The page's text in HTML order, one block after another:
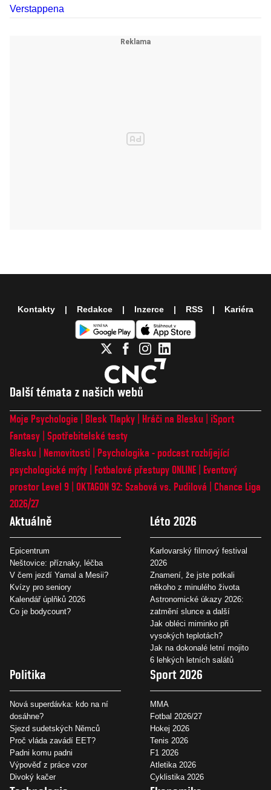
Další témata z našich webů
Moje Psychologie Blesk Tlapky Hráči na Blesku
iSport
Fantasy Spotřebitelské testy
Blesku
Nemovitosti
Psychologika - podcast rozbíjející
psychologické mýty
Fotbalové přestupy ONLINE
Eventový
prostor Level 9 OKTAGON 92: Szabová vs. Pudilová
Chance Liga
2026/27
Aktuálně
Epicentrum
Neštovice: příznaky, léčba
V čem jezdí Yamal a Mesii?
Kvízy pro seniory
Kalendář úplňků 2026
Co je bodycount?
Léto 2026
Karlovarský filmový festival
2026
Znamení, že jste potkali
někoho z minulého života
Astronomické úkazy 2026:
zatmění slunce a další
Jak obléci miminko při
vysokých teplotách?
Jak na dokonalé letní mojito
6 lehkých letních salátů
Politika
Nová superdávka: kdo na ní
dosáhne?
Sjezd sudetských Němců
Proč vláda zavádí EET?
Padni komu padni
Výpověď z práce vzor
Divoký kačer
Sport 2026
MMA
Fotbal 2026/27
Hokej 2026
Tenis 2026
F1 2026
Atletika 2026
Cyklistika 2026
Kontakty Redakce Inzerce RSS Kariéra